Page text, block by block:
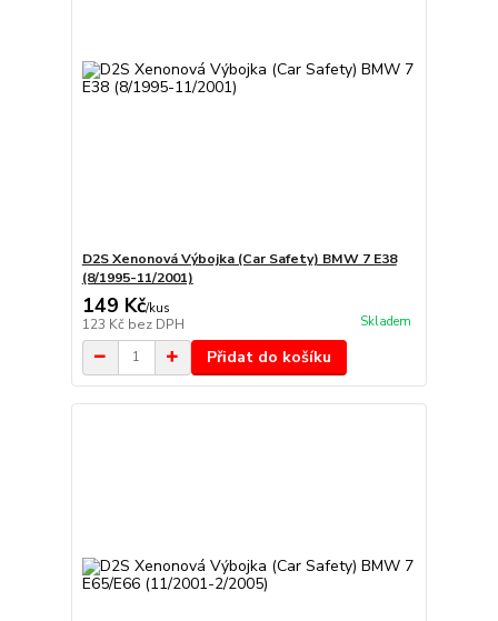
D2S Xenonová Výbojka (Car Safety) BMW 7 E38
(8/1995-11/2001)
149 Kč/kus
123 Kč bez DPH Skladem
Přidat do košíku